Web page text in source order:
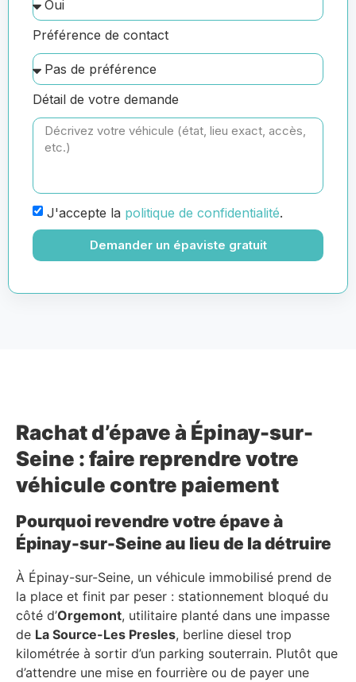
Préférence de contact
Détail de votre demande
J'accepte la politique de confidentialité.
Demander un épaviste gratuit
Rachat d’épave à Épinay-sur-
Seine : faire reprendre votre
véhicule contre paiement
Pourquoi revendre votre épave à
Épinay-sur-Seine au lieu de la détruire
À Épinay-sur-Seine, un véhicule immobilisé prend de
la place et finit par peser : stationnement bloqué du
côté d’Orgemont, utilitaire planté dans une impasse
de La Source-Les Presles, berline diesel trop
kilométrée à sortir d’un parking souterrain. Plutôt que
d’attendre une mise en fourrière ou de payer une